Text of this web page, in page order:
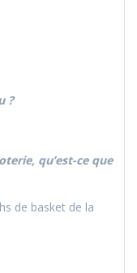
?
qu’est-ce que
de basket de la